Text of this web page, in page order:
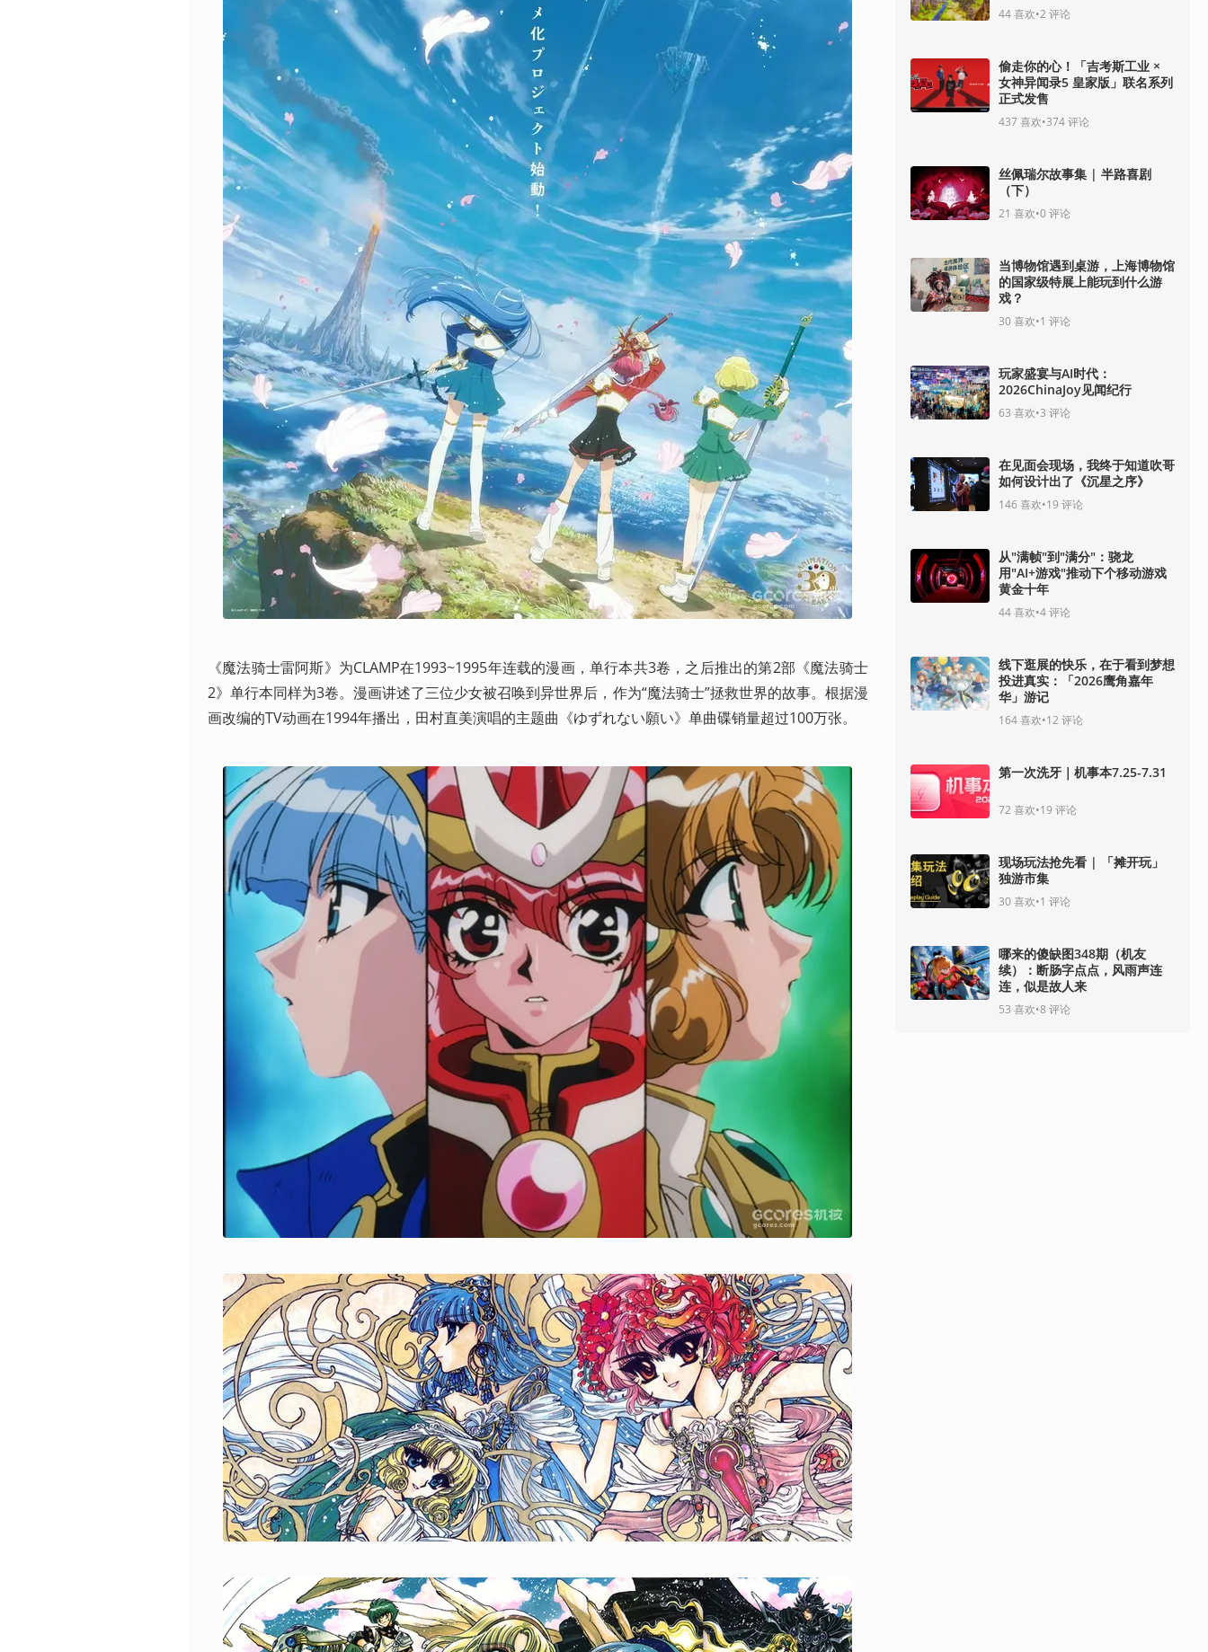
《魔法骑士雷阿斯》为CLAMP在1993~1995年连载的漫画，单行本共3卷，之后推出的第2部《魔法骑士
2》单行本同样为3卷。漫画讲述了三位少女被召唤到异世界后，作为“魔法骑士”拯救世界的故事。根据漫
画改编的TV动画在1994年播出，田村直美演唱的主题曲《ゆずれない願い》单曲碟销量超过100万张。
44喜欢•2 评论
偷走你的心！「吉考斯工业 ×
女神异闻录5 皇家版」联名系列
正式发售
437喜欢•374评论
丝佩瑞尔故事集 | 半路喜剧
（下）
21 喜欢•0评论
当博物馆遇到桌游，上海博物馆
的国家级特展上能玩到什么游
戏？
30喜欢•1 评论
玩家盛宴与AI时代：
2026ChinaJoy见闻纪行
63 喜欢•3 评论
在见面会现场，我终于知道吹哥
如何设计出了《沉星之序》
146喜欢•19 评论
从"满帧"到"满分"：骁龙
用"AI+游戏"推动下个移动游戏
黄金十年
44喜欢•4评论
线下逛展的快乐，在于看到梦想
投进真实：「2026鹰角嘉年
华」游记
164喜欢•12 评论
第一次洗牙｜机事本7.25-7.31
72 喜欢•19 评论
现场玩法抢先看 | 「摊开玩」
独游市集
30喜欢•1 评论
哪来的傻缺图348期（机友
续）：断肠字点点，风雨声连
连，似是故人来
53 喜欢•8 评论